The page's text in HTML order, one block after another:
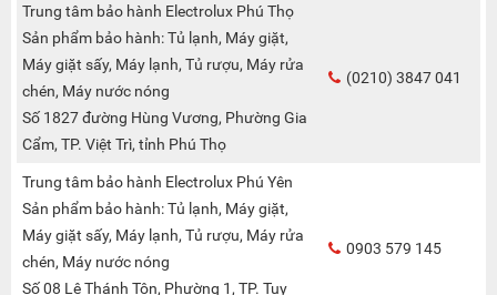
Trung tâm bảo hành Electrolux Phú Thọ
Sản phẩm bảo hành: Tủ lạnh, Máy giặt,
Máy giặt sấy, Máy lạnh, Tủ rượu, Máy rửa
chén, Máy nước nóng
Số 1827 đường Hùng Vương, Phường Gia
Cẩm, TP. Việt Trì, tỉnh Phú Thọ
(0210) 3847 041
Trung tâm bảo hành Electrolux Phú Yên
Sản phẩm bảo hành: Tủ lạnh, Máy giặt,
Máy giặt sấy, Máy lạnh, Tủ rượu, Máy rửa
chén, Máy nước nóng
Số 08 Lê Thánh Tôn, Phường 1, TP. Tuy
0903 579 145